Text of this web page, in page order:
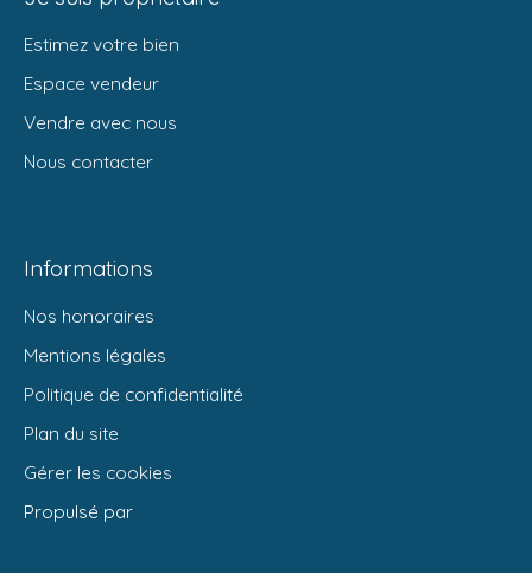
Estimez votre bien
Espace vendeur
Vendre avec nous
Nous contacter
Informations
Nos honoraires
Mentions légales
Politique de confidentialité
Plan du site
Gérer les cookies
Propulsé par